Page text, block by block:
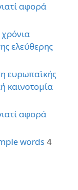
αφορά
ελεύθερης
ευρωπαϊκής
καινοτομία
αφορά
words 4